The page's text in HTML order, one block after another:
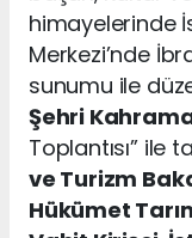
himayelerinde
Merkezi’nde
sunumu ile
Şehri
Toplantısı” ile
ve Turizm
Hükümet